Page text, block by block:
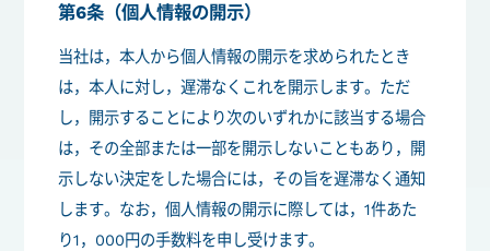
第6条（個人情報の開示）
当社は，本人から個人情報の開示を求められたとき
は，本人に対し，遅滞なくこれを開示します。ただ
し，開示することにより次のいずれかに該当する場合
は，その全部または一部を開示しないこともあり，開
示しない決定をした場合には，その旨を遅滞なく通知
します。なお，個人情報の開示に際しては，1件あた
り1，000円の手数料を申し受けます。